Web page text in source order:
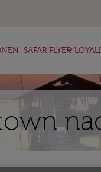
SAFAR FLYER-
keyboard_arrow_down